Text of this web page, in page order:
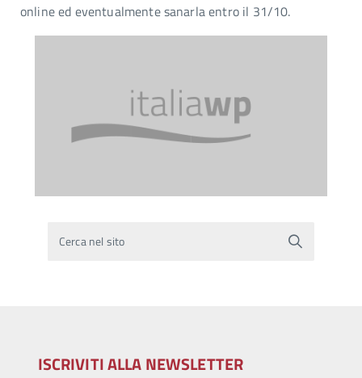
online ed eventualmente sanarla entro il 31/10.
Cerca nel sito
ISCRIVITI ALLA NEWSLETTER